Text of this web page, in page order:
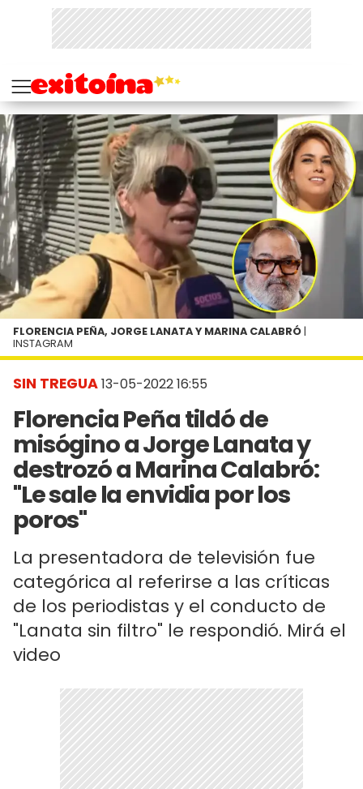
SIN TREGUA13-05-2022 16:55
Florencia Peña tildó de
misógino a Jorge Lanata y
destrozó a Marina Calabró:
"Le sale la envidia por los
poros"
La presentadora de televisión fue
categórica al referirse a las críticas
de los periodistas y el conducto de
"Lanata sin filtro" le respondió. Mirá el
video
FLORENCIA PEÑA, JORGE LANATA Y MARINA CALABRÓ |
INSTAGRAM